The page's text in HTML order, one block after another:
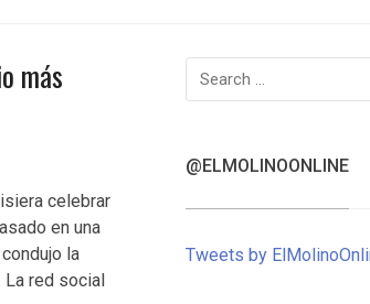
más
celebrar
en una
la
La red social
Search
for:
@ELMOLINOONLINE
Tweets by